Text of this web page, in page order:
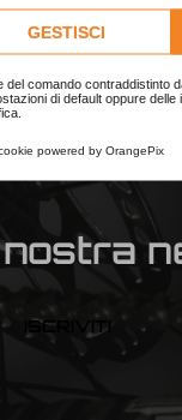
GESTISCI
comando contraddistinto
di default oppure
powered by OrangePix
ISCRIVITI